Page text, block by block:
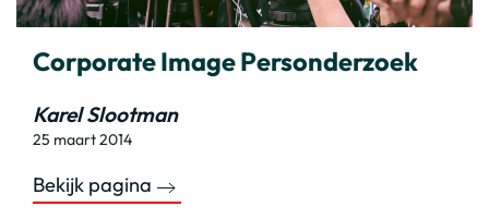
Corporate Image Personderzoek
Karel Slootman
25 maart 2014
Bekijk pagina